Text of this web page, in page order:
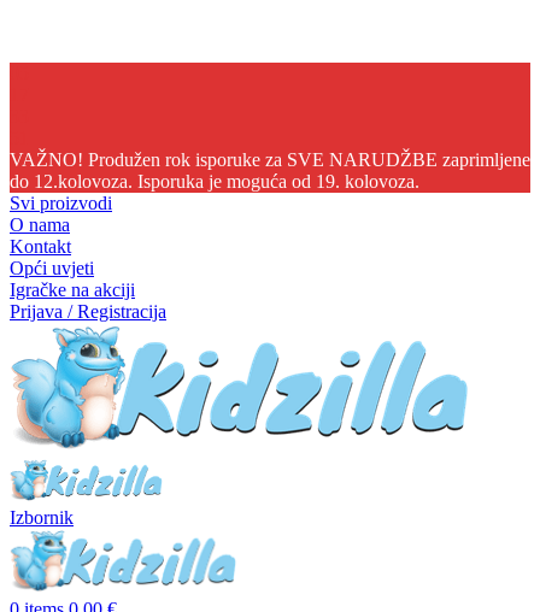
VAŽNO! Produžen rok isporuke za SVE NARUDŽBE zaprimljene
do 12.kolovoza. Isporuka je moguća od 19. kolovoza.
Svi proizvodi
O nama
Kontakt
Opći uvjeti
Igračke na akciji
Prijava / Registracija
Izbornik